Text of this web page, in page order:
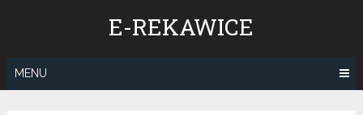
E-REKAWICE
MENU